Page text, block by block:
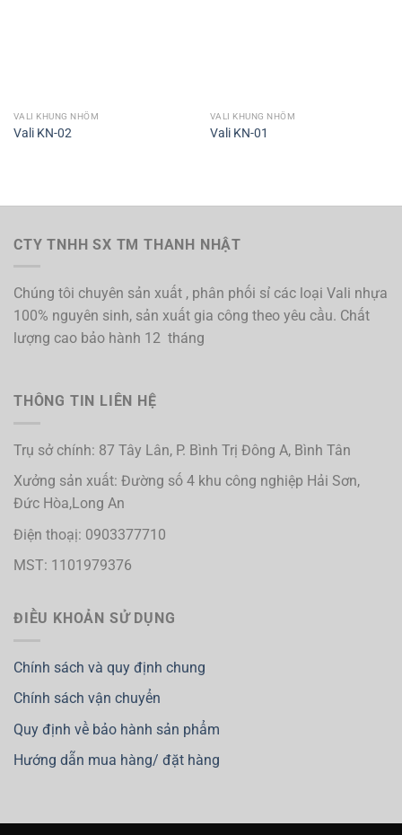
VALI KHUNG NHÔM
Vali KN-02
VALI KHUNG NHÔM
Vali KN-01
CTY TNHH SX TM THANH NHẬT
Chúng tôi chuyên sản xuất , phân phối sỉ các loại Vali nhựa
100% nguyên sinh, sản xuất gia công theo yêu cầu. Chất
lượng cao bảo hành 12 tháng
THÔNG TIN LIÊN HỆ
Trụ sở chính: 87 Tây Lân, P. Bình Trị Đông A, Bình Tân
Xưởng sản xuất: Đường số 4 khu công nghiệp Hải Sơn,
Đức Hòa,Long An
Điện thoạị: 0903377710
MST: 1101979376
ĐIỀU KHOẢN SỬ DỤNG
Chính sách và quy định chung
Chính sách vận chuyển
Quy định về bảo hành sản phẩm
Hướng dẫn mua hàng/ đặt hàng